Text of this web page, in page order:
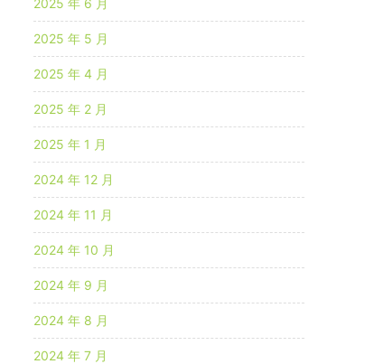
2025 年 6 月
2025 年 5 月
2025 年 4 月
2025 年 2 月
2025 年 1 月
2024 年 12 月
2024 年 11 月
2024 年 10 月
2024 年 9 月
2024 年 8 月
2024 年 7 月